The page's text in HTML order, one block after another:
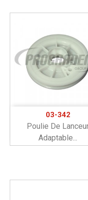
03-342
Poulie De
Adaptable...